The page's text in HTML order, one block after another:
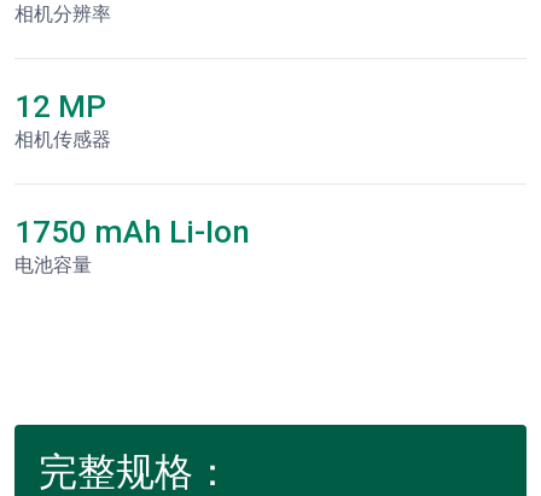
相机分辨率
12 MP
相机传感器
1750 mAh Li-Ion
电池容量
完整规格：